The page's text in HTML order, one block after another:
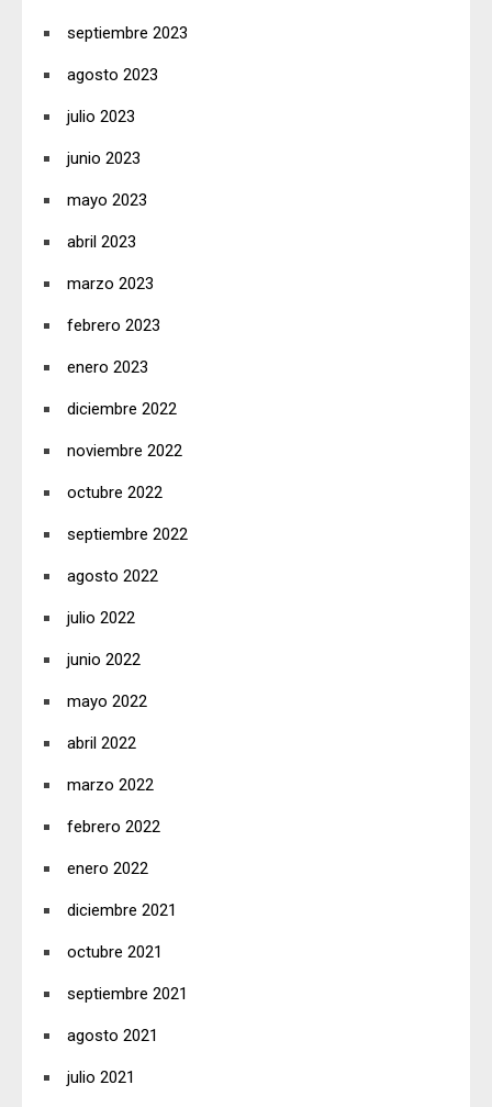
septiembre 2023
agosto 2023
julio 2023
junio 2023
mayo 2023
abril 2023
marzo 2023
febrero 2023
enero 2023
diciembre 2022
noviembre 2022
octubre 2022
septiembre 2022
agosto 2022
julio 2022
junio 2022
mayo 2022
abril 2022
marzo 2022
febrero 2022
enero 2022
diciembre 2021
octubre 2021
septiembre 2021
agosto 2021
julio 2021